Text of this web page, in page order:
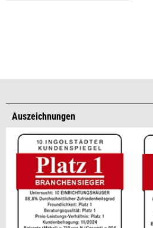
Auszeichnungen